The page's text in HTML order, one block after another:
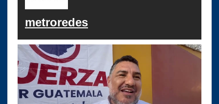
metroredes